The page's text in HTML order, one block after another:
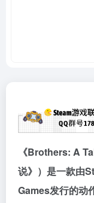
《Brothers: A
说》）是一款由
Games发行的动